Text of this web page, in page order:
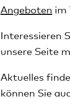
Angeboten im
Interessieren
unsere Seite
Aktuelles
können Sie